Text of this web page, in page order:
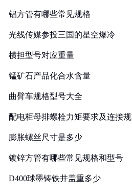
铝方管有哪些常见规格
光线传媒参投三国的星空爆冷
横担型号对应重量
锰矿石产品化合水含量
曲臂车规格型号大全
配电柜母排螺栓力矩要求及连接
膨胀螺丝尺寸是多少
镀锌方管有哪些常见规格和型号
D400球墨铸铁井盖重多少